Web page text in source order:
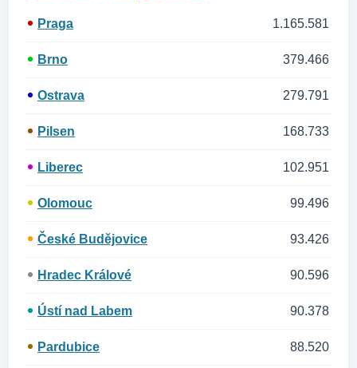
Praga 1.165.581
Brno 379.466
Ostrava 279.791
Pilsen 168.733
Liberec 102.951
Olomouc 99.496
České Budějovice 93.426
Hradec Králové 90.596
Ústí nad Labem 90.378
Pardubice 88.520